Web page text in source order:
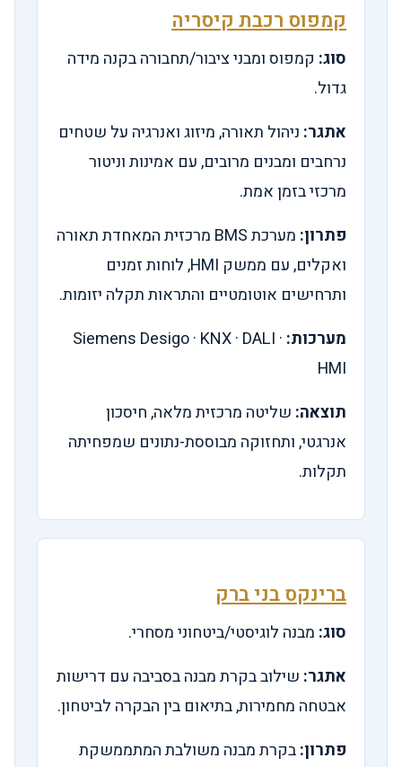
קמפוס רכבת קיסריה
סוג: קמפוס ומבני ציבור/תחבורה בקנה מידה
גדול.
אתגר: ניהול תאורה, מיזוג ואנרגיה על שטחים
נרחבים ומבנים מרובים, עם אמינות וניטור
מרכזי בזמן אמת.
פתרון:
מערכת BMS מרכזית המאחדת תאורה
ואקלים, עם ממשק HMI, לוחות זמנים
ותרחישים אוטומטיים והתראות תקלה יזומות.
מערכות: Siemens Desigo · KNX · DALI ·
HMI
תוצאה: שליטה מרכזית מלאה, חיסכון
אנרגטי, ותחזוקה מבוססת-נתונים שמפחיתה
תקלות.
ברינקס בני ברק
סוג: מבנה לוגיסטי/ביטחוני מסחרי.
אתגר: שילוב בקרת מבנה בסביבה עם דרישות
אבטחה מחמירות, בתיאום בין הבקרה לביטחון.
פתרון:בקרת מבנה משולבת המתממשקת